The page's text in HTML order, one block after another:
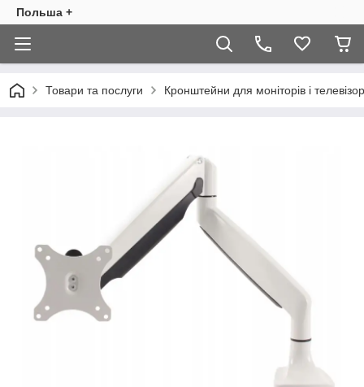
Польша +
Товари та послуги Кронштейни для моніторів і